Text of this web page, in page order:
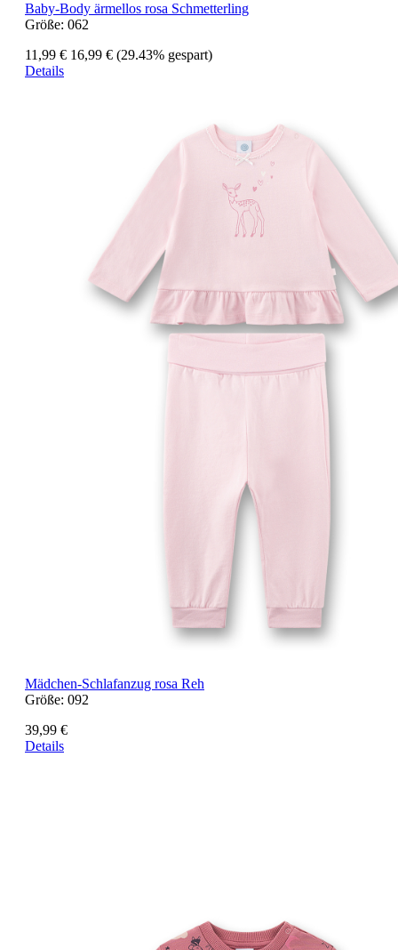
Baby-Body ärmellos rosa Schmetterling
Größe: 062
11,99 € 16,99 € (29.43% gespart)
Details
Mädchen-Schlafanzug rosa Reh
Größe: 092
39,99 €
Details